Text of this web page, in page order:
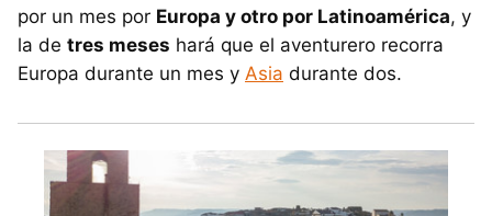
por un mes por Europa y otro por Latinoamérica, y
la de tres meses hará que el aventurero recorra
Europa durante un mes y Asia durante dos.